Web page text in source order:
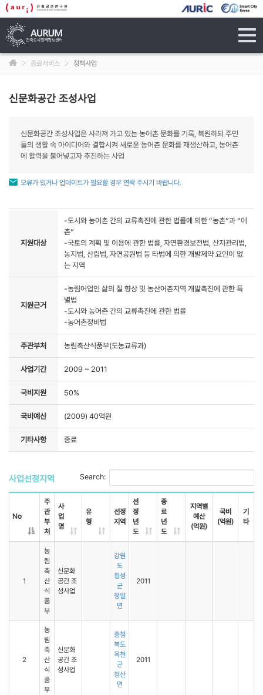
종료서비스 정책사업
신문화공간 조성사업
신문화공간 조성사업은 사라져 가고 있는 농어촌 문화를 기록, 복원하되 주민
들의 생활 속 아이디어와 결합시켜 새로운 농어촌 문화를 재생산하고, 농어촌
에 활력을 불어넣고자 추진하는 사업
오류가 있거나 업데이트가 필요할 경우 연락 주시기 바랍니다.
지원대상
-도시와 농어촌 간의 교류촉진에 관한 법률에 의한 “농촌”과 “어
촌”
-국토의 계획 및 이용에 관한 법률, 자연환경보전법, 산지관리법,
농지법, 산림법, 자연공원법 둥 타법에 의한 개발제약 요인이 없
는 지역
지원근거
-농림어업인 삶의 질 향상 및 농산어촌지역 개발촉진에 관한 특
별법
-도시와 농어촌 간의 교류촉진에 관한 법률
-농어촌정비법
주관부처 농림축산식품부(도농교류과)
사업기간 2009 ~ 2011
국비지원 50%
국비예산 (2009) 40억원
기타사항 종료
사업선정지역 Search:
No
주
관
부
처
사
업
명
유
형
선정
지역
선
정
년
도
종
료
년
도
지역별
예산
(억원)
국비
(억원)
기
타
1
농
림
축
산
식
품
부
신문화
공간 조
성사업
강원
도
횡성
군
청일
면
2011
2
농
림
축
산
식
품
부
신문화
공간 조
성사업
충청
북도
옥천
군
청산
면
2011